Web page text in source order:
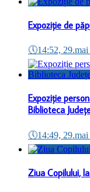
Expoziție de
🕔14:52,
Expoziție
Biblioteca
🕔14:49,
Ziua Copilului,